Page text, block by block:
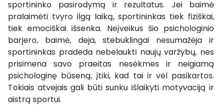
sportininko pasirodymą ir rezultatus. Jei baimė
pralaimėti tvyro ilgą laiką, sportininkas tiek fiziškai,
tiek emociškai išsenka. Neįveikus šio psichologinio
barjero, baimė, deja, stebuklingai nesumažėja ir
sportininkas pradeda nebelaukti naujų varžybų, nes
prisimena savo praeitas nesėkmes ir neigiamą
psichologinę būseną, įtiki, kad tai ir vėl pasikartos.
Tokiais atvejais gali būti sunku išlaikyti motyvaciją ir
aistrą sportui.